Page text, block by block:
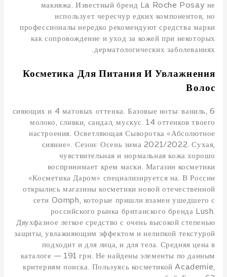
макияжа. Известный бренд La Roche Posay не
использует чересчур едких компонентов, но
профессионалы нередко рекомендуют средства марки
как сопровождение и уход за кожей при некоторых
дерматологических заболеваниях.
Косметика Для Питания И Увлажнения
Волос
6 сияющих и 4 матовых оттенка. Базовые ноты: ваниль,
молоко, сливки, сандал, мускус. 14 оттенков твоего
настроения. Осветляющая Сыворотка «Абсолютное
сияние». Сезон: Осень зима 2021/2022. Сухая,
чувствительная и нормальная кожа хорошо
воспринимает крем маски. Магазин косметики
«Косметика Даром» специализируется на. В России
открылись магазины косметики новой отечественной
сети Oomph, которые пришли взамен ушедшего с
российского рынка британского бренда Lush.
Двухфазное легкое средство с очень высокой степенью
защиты, увлажняющим эффектом и нелипкой текстурой
подходит и для лица, и для тела. Средняя цена в
каталоге — 191 грн. Не найдены элементы по данным
критериям поиска. Пользуясь косметикой Academie,